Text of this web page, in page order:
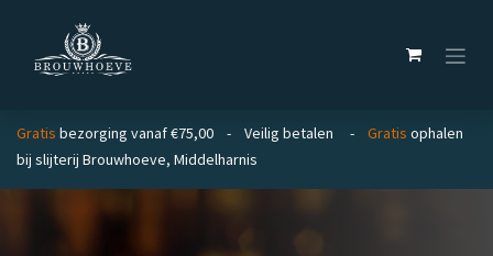
Gratis bezorging vanaf €75,00 - Veilig betalen - Gratis ophalen
bij slijterij Brouwhoeve, Middelharnis